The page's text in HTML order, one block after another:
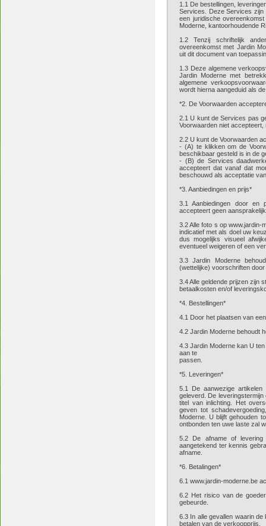
1.1 De bestellingen,
Services. Deze Services zijn
een juridische
Moderne, kantoorhoudende
1.2 Tenzij schriftelijk
overeenkomst met Jardin
uit dit document van
1.3 Deze algemene
Jardin Moderne met
algemene
wordt hierna aangeduid als
*2. De Voorwaarden
2.1 U kunt de Services pas
Voorwaarden niet
2.2 U kunt de Voorwaarden
- (A) te klikken om de
beschikbaar gesteld is in de
- (B) de Services
accepteert dat vanaf dat
beschouwd als acceptatie
*3. Aanbiedingen en prijs*
3.1 Aanbiedingen door en
accepteert geen
3.2 Alle foto s op www.jardin-
indicatief met als doel uw
dus mogelijks visueel
eventueel weigeren of een
3.3 Jardin Moderne
(wettelijke) voorschriften
3.4 Alle geldende prijzen zijn
betaalkosten en/of
*4. Bestellingen*
4.1 Door het plaatsen van
4.2 Jardin Moderne behoudt
4.3 Jardin Moderne kan U
aan te
passen.
*5. Leveringen*
5.1 De aanwezige
geleverd. De
titel van inlichting. Het
geven tot
Moderne. U blijft gehouden
ontbonden ten uwe laste zal
5.2 De afname of
aangetekend ter kennis
afname.
*6. Betalingen*
6.1 www.jardin-moderne.be
6.2 Het risico van de
gebeurde.
6.3 In alle gevallen waarin
betalen van de verkoopprijs.